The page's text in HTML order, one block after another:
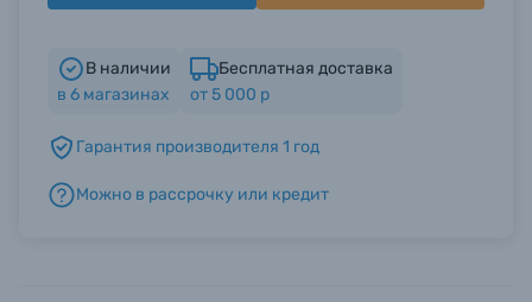
Б/У фототехника (Комиссионные товары)
Уценённые товары
В наличии
в 6 магазинах
Бесплатная доставка
от 5 000 р
Гарантия производителя 1 год
Можно в рассрочку или кредит